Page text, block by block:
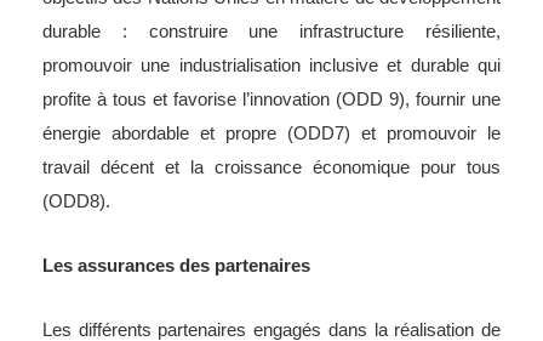
durable : construire une infrastructure résiliente,
promouvoir une industrialisation inclusive et durable qui
profite à tous et favorise l’innovation (ODD 9), fournir une
énergie abordable et propre (ODD7) et promouvoir le
travail décent et la croissance économique pour tous
(ODD8).
Les assurances des partenaires
Les différents partenaires engagés dans la réalisation de